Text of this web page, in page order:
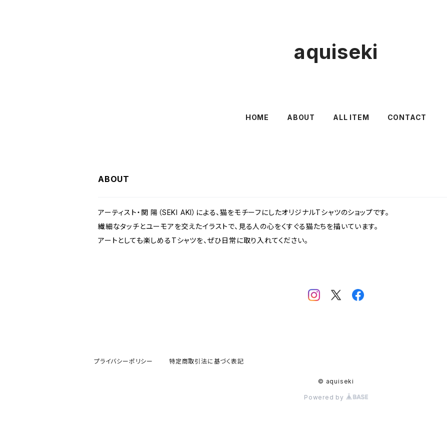
aquiseki
HOME ABOUT ALL ITEM CONTACT
ABOUT
アーティスト・関 陽（SEKI AKI）による、猫をモチーフにしたオリジナルTシャツのショップです。
繊細なタッチとユーモアを交えたイラストで、見る人の心をくすぐる猫たちを描いています。
アートとしても楽しめるTシャツを、ぜひ日常に取り入れてください。
プライバシーポリシー 特定商取引法に基づく表記
© aquiseki
Powered by